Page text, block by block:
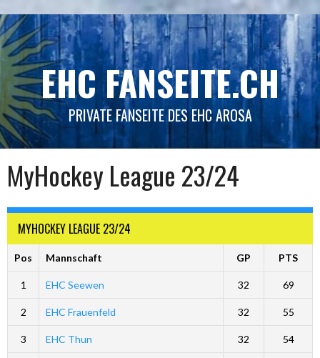
zum
Inhalt
EHC FANSEITE.CH
PRIVATE FANSEITE DES EHC AROSA
MyHockey League 23/24
MYHOCKEY LEAGUE 23/24
Pos Mannschaft GP PTS
1 EHC Seewen 32 69
2 EHC Frauenfeld 32 55
3 EHC Thun 32 54